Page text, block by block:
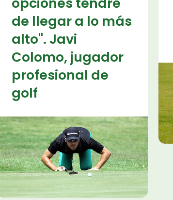
de llegar a lo más
alto". Javi
Colomo, jugador
profesional de
golf